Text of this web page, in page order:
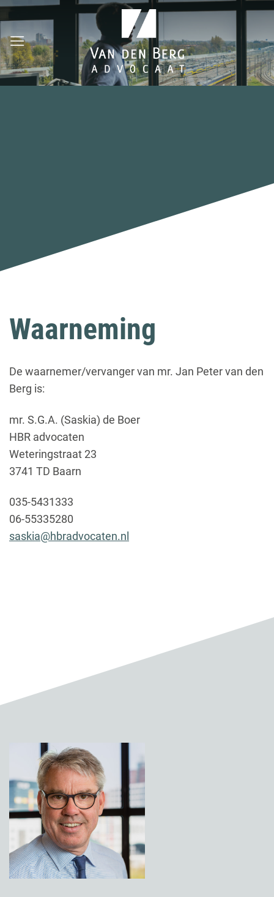
Ga
inhoud
Waarneming
De waarnemer/vervanger van mr. Jan Peter van den
Berg is:
mr. S.G.A. (Saskia) de Boer
HBR advocaten
Weteringstraat 23
3741 TD Baarn
035-5431333
06-55335280
saskia@hbradvocaten.nl